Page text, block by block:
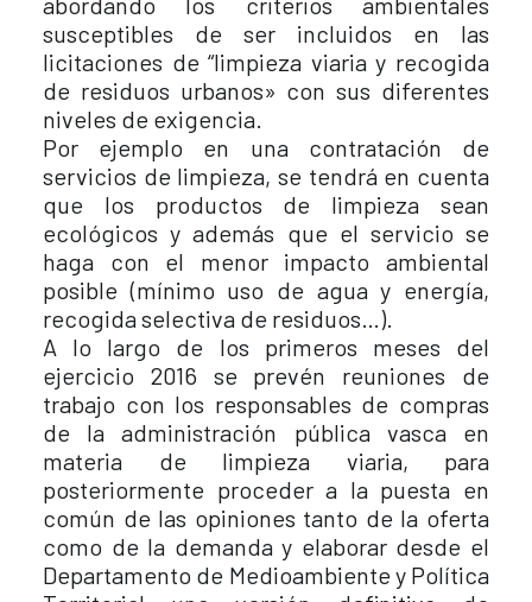
susceptibles de ser incluidos en las
licitaciones de “limpieza viaria y recogida
de residuos urbanos» con sus diferentes
niveles de exigencia.
Por ejemplo en una contratación de
servicios de limpieza, se tendrá en cuenta
que los productos de limpieza sean
ecológicos y además que el servicio se
haga con el menor impacto ambiental
posible (mínimo uso de agua y energía,
recogida selectiva de residuos…).
A lo largo de los primeros meses del
ejercicio 2016 se prevén reuniones de
trabajo con los responsables de compras
de la administración pública vasca en
materia de limpieza viaria, para
posteriormente proceder a la puesta en
común de las opiniones tanto de la oferta
como de la demanda y elaborar desde el
Departamento de Medioambiente y Política